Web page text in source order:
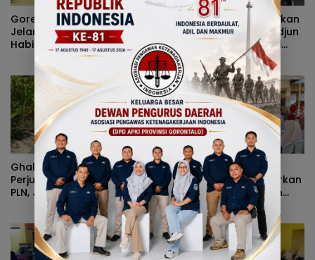
Goresan Tinta Emas
Jelang HUT RI Ke 81, Rusli
Habibie Bawa Keadilan
Untuk Hajat Hidup
Masyarakat Di Pulau
Dudepo
Tak Sekadar Menyalurkan
Bantuan, Ghalieb Lahidjun
Turun Langsung Awasi
Pemanfaatan Motor Cool
Box
Ghalieb Lahidjun Berhasil
Perjuangkan Program CSR
PLN, Jalan Tani Ambara
Kini Rampung
Reses di Desa Limehu,
Ghalieb Lahidjun Laporkan
Kinerja 1 Tahun 9 Bulan
dan Serap Aspirasi Warga